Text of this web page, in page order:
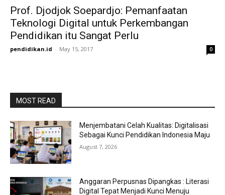
Prof. Djodjok Soepardjo: Pemanfaatan
Teknologi Digital untuk Perkembangan
Pendidikan itu Sangat Perlu
pendidikan.id - May 15, 2017 0
MOST READ
Menjembatani Celah Kualitas: Digitalisasi
Sebagai Kunci Pendidikan Indonesia Maju
August 7, 2026
Anggaran Perpusnas Dipangkas : Literasi
Digital Tepat Menjadi Kunci Menuju